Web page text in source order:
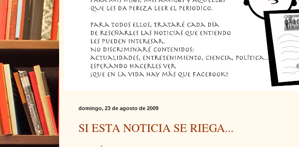
domingo, 23 de agosto de 2009
SI ESTA NOTICIA SE RIEGA...